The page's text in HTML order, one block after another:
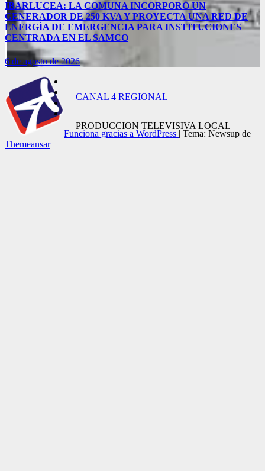
IBARLUCEA: LA COMUNA INCORPORÓ UN
GENERADOR DE 250 KVA Y PROYECTA UNA RED DE
ENERGÍA DE EMERGENCIA PARA INSTITUCIONES
CENTRADA EN EL SAMCO
6 de agosto de 2026
CANAL 4 REGIONAL
PRODUCCION TELEVISIVA LOCAL
Funciona gracias a WordPress | Tema: Newsup de
Themeansar